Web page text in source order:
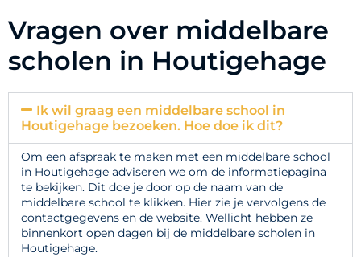
Vragen over middelbare
scholen in Houtigehage
Ik wil graag een middelbare school in
Houtigehage bezoeken. Hoe doe ik dit?
Om een afspraak te maken met een middelbare school
in Houtigehage adviseren we om de informatiepagina
te bekijken. Dit doe je door op de naam van de
middelbare school te klikken. Hier zie je vervolgens de
contactgegevens en de website. Wellicht hebben ze
binnenkort open dagen bij de middelbare scholen in
Houtigehage.